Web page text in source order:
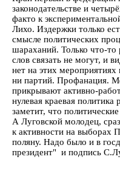
законодательстве и
факто к
Лихо. Издержки только
смысле политических
шараханий. Только что-то
слов связать не могут, и
нет на этих
ни партий. Профанация.
прикрывают активно-
нулевая краевая
заметит, что
А Луговской молодец,
к активности на
поляну. Надо было и в
президент" и подпись